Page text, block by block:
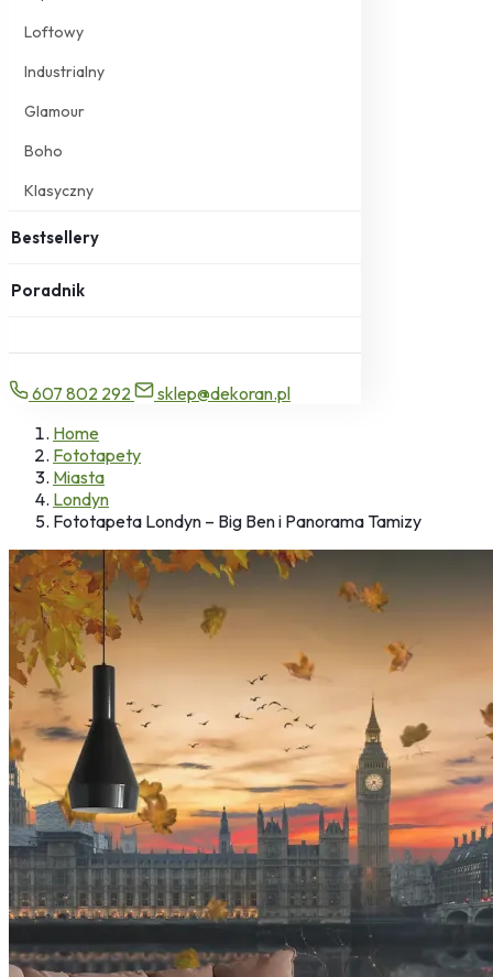
Loftowy
Industrialny
Glamour
Boho
Klasyczny
Bestsellery
Poradnik
607 802 292
sklep@dekoran.pl
Home
Fototapety
Miasta
Londyn
Fototapeta Londyn – Big Ben i Panorama Tamizy